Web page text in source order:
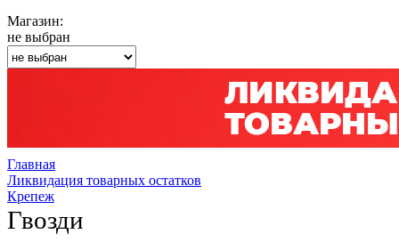
Магазин:
не выбран
Главная
Ликвидация товарных остатков
Крепеж
Гвозди